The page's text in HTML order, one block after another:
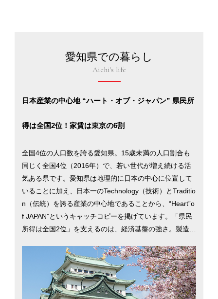
愛知県での暮らし
Aichi's life
日本産業の中心地 “ハート・オブ・ジャパン” 県民所
得は全国2位！家賃は東京の6割
全国4位の人口数を誇る愛知県。15歳未満の人口割合も
同じく全国4位（2016年）で、若い世代が増え続ける活
気ある県です。愛知県は地理的に日本の中心に位置して
いることに加え、日本一のTechnology（技術）とTraditio
n（伝統）を誇る産業の中心地であることから、“Heart”o
f JAPAN”というキャッチコピーを掲げています。「県民
所得は全国2位」を支えるのは、経済基盤の強さ。製造品
価は東京の約3割以下で家賃は6割以下。「消費者物価地
域差指数」は98.4で、全国的にみても物価が安いことが
強みとなっています。東京へは新幹線で約1時間40分で
すが、リニア中央新幹線の開業（2027年予定）で約40分